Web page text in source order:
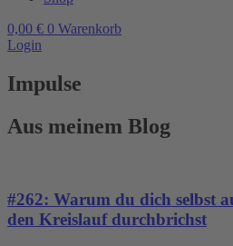
0,00 € 0 Warenkorb
Login
Impulse
Aus meinem Blog
#262: Warum du dich selbst
den Kreislauf durchbrichst